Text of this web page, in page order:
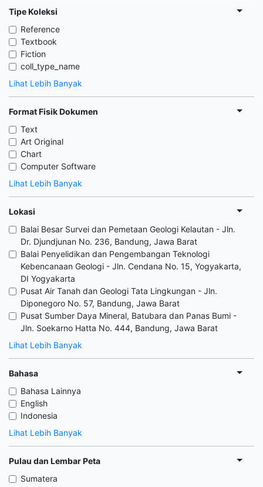
Tipe Koleksi
Reference
Textbook
Fiction
coll_type_name
Lihat Lebih Banyak
Format Fisik Dokumen
Text
Art Original
Chart
Computer Software
Lihat Lebih Banyak
Lokasi
Balai Besar Survei dan Pemetaan Geologi Kelautan - Jln.
Dr. Djundjunan No. 236, Bandung, Jawa Barat
Balai Penyelidikan dan Pengembangan Teknologi
Kebencanaan Geologi - Jln. Cendana No. 15, Yogyakarta,
DI Yogyakarta
Pusat Air Tanah dan Geologi Tata Lingkungan - Jln.
Diponegoro No. 57, Bandung, Jawa Barat
Pusat Sumber Daya Mineral, Batubara dan Panas Bumi -
Jln. Soekarno Hatta No. 444, Bandung, Jawa Barat
Lihat Lebih Banyak
Bahasa
Bahasa Lainnya
English
Indonesia
Lihat Lebih Banyak
Pulau dan Lembar Peta
Sumatera